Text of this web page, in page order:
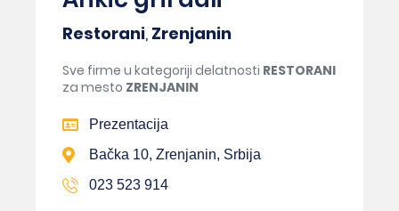
Restorani, Zrenjanin
Sve firme u kategoriji delatnosti RESTORANI
za mesto ZRENJANIN
Prezentacija
Bačka 10, Zrenjanin, Srbija
023 523 914